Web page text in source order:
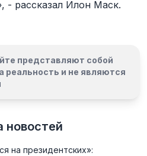
- рассказал Илон Маск.
представляют собой
реальность и не являются
новостей
на президентских»: